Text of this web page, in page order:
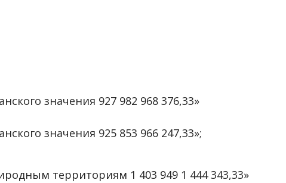
значения 927 982 968 376,33»
значения 925 853 966 247,33»;
территориям 1 403 949 1 444 343,33»